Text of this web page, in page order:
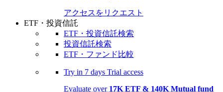
アクセスをリクエスト
ETF・投資信託
ETF・投資信託検索
投資信託検索
ETF・ファンド比較
Try in 7 days Trial access
Evaluate over 17K ETF & 140K Mutual fund